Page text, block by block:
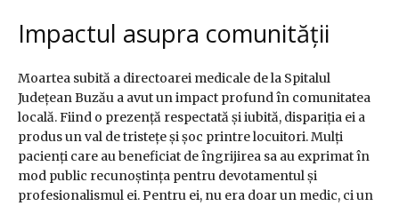
Impactul asupra comunității
Moartea subită a directoarei medicale de la Spitalul
Județean Buzău a avut un impact profund în comunitatea
locală. Fiind o prezență respectată și iubită, dispariția ei a
produs un val de tristețe și șoc printre locuitori. Mulți
pacienți care au beneficiat de îngrijirea sa au exprimat în
mod public recunoștința pentru devotamentul și
profesionalismul ei. Pentru ei, nu era doar un medic, ci un